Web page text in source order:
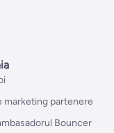
marketing partenere
Bouncer